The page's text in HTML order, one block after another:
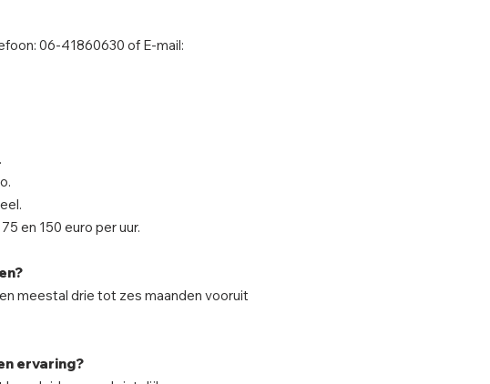
06-41860630 of E-mail:
en 150 euro per uur.
meestal drie tot zes maanden vooruit
ervaring?